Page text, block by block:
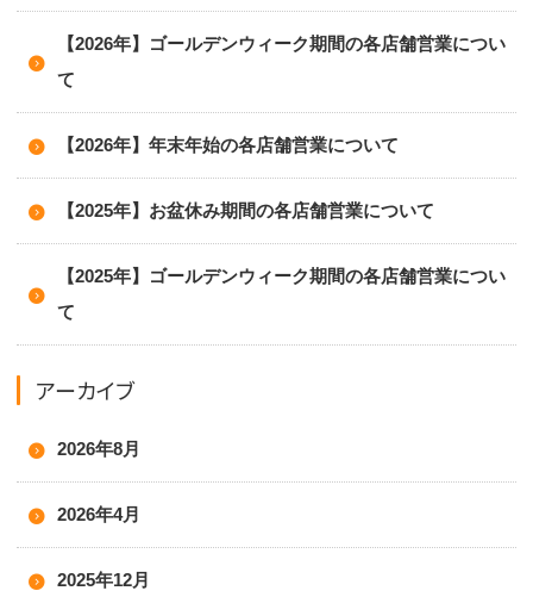
【2026年】ゴールデンウィーク期間の各店舗営業につい
て
【2026年】年末年始の各店舗営業について
【2025年】お盆休み期間の各店舗営業について
【2025年】ゴールデンウィーク期間の各店舗営業につい
て
アーカイブ
2026年8月
2026年4月
2025年12月